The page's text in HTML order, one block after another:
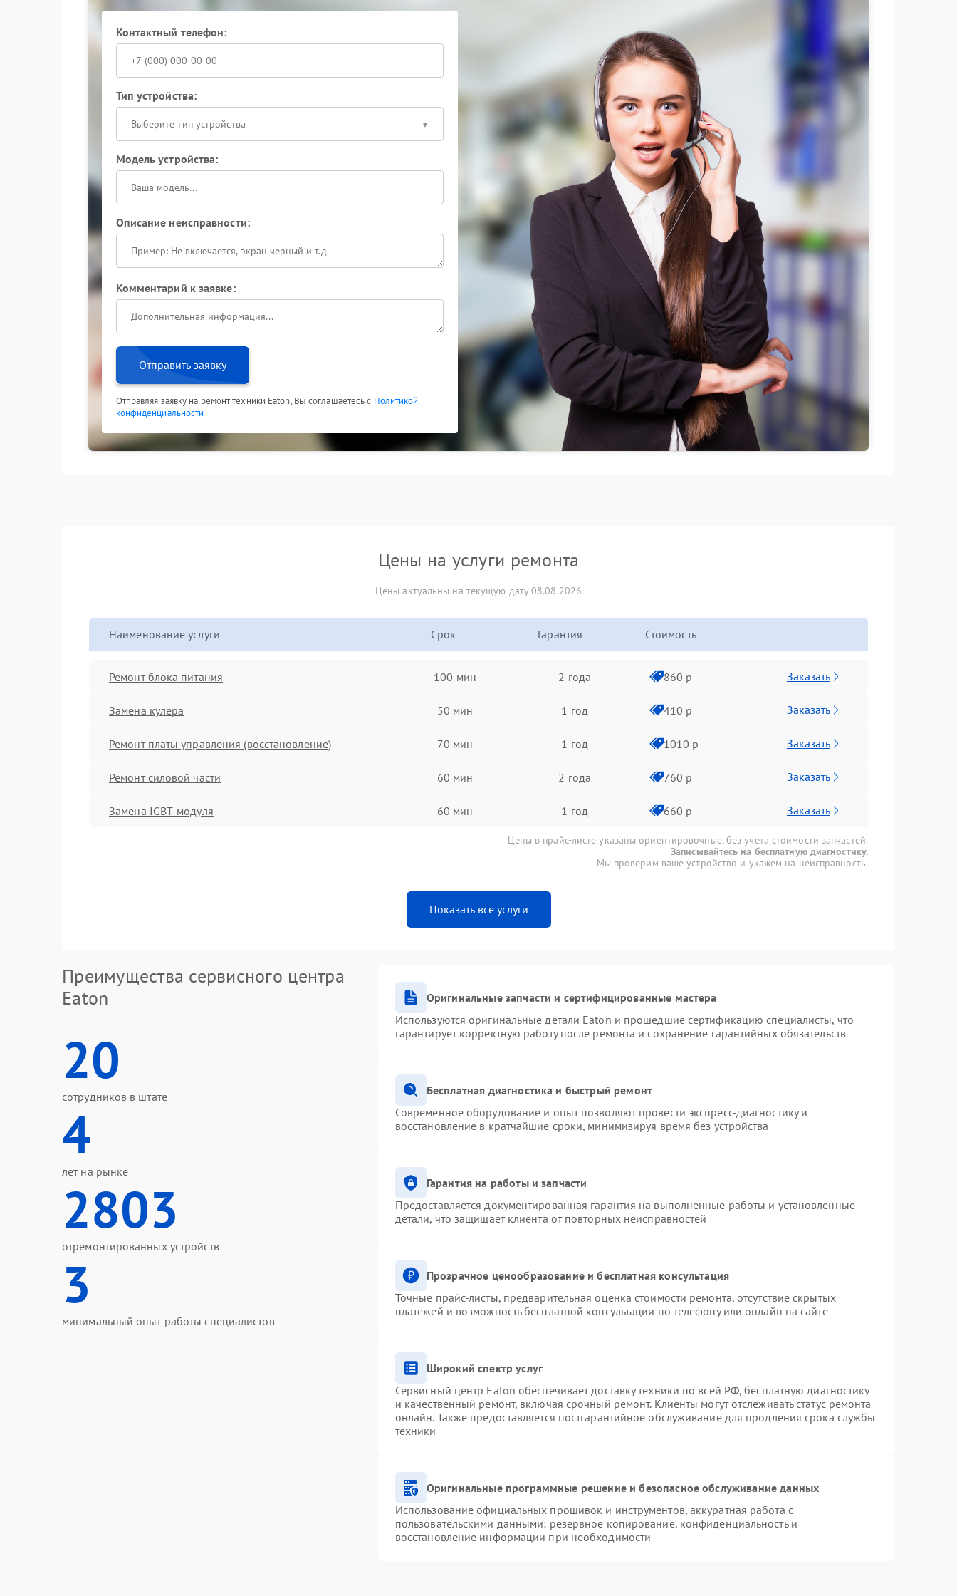
Сервисный центр Eaton обеспечивает комплексную работу: от первичной оценки состояния до
финального тестирования всех интерфейсов. После завершения работ порт проходит проверку на
устойчивость соединения и корректность передачи данных в реальных условиях эксплуатации.
Доверьте восстановление связи с ИБП профессионалам — это позволит вернуть полный контроль
над параметрами устройства и избежать непредсказуемых сбоев в будущем.
Контактный телефон:
Тип устройства:
Выберите тип устройства
Модель устройства:
Описание неисправности:
Комментарий к заявке:
Отправить заявку
Отправляя заявку на ремонт техники Eaton, Вы соглашаетесь с Политикой
конфиденциальности
Цены на услуги ремонта
Цены актуальны на текущую дату 08.08.2026
Наименование услуги Срок Гарантия Стоимость
Ремонт блока питания 100 мин 2 года 860 р Заказать
Замена кулера 50 мин 1 год 410 р Заказать
Ремонт платы управления (восстановление) 70 мин 1 год 1010 р Заказать
Ремонт силовой части 60 мин 2 года 760 р Заказать
Замена IGBT-модуля 60 мин 1 год 660 р Заказать
Цены в прайс-листе указаны ориентировочные, без учета стоимости запчастей.
Записывайтесь на бесплатную диагностику.
Мы проверим ваше устройство и укажем на неисправность.
Показать все услуги
Преимущества сервисного центра
Eaton
20
сотрудников в штате
4
лет на рынке
2803
отремонтированных устройств
3
минимальный опыт работы специалистов
Оригинальные запчасти и сертифицированные мастера
Используются оригинальные детали Eaton и прошедшие сертификацию специалисты, что
гарантирует корректную работу после ремонта и сохранение гарантийных обязательств
Бесплатная диагностика и быстрый ремонт
Современное оборудование и опыт позволяют провести экспресс-диагностику и
восстановление в кратчайшие сроки, минимизируя время без устройства
Гарантия на работы и запчасти
Предоставляется документированная гарантия на выполненные работы и установленные
детали, что защищает клиента от повторных неисправностей
Прозрачное ценообразование и бесплатная консультация
Точные прайс-листы, предварительная оценка стоимости ремонта, отсутствие скрытых
платежей и возможность бесплатной консультации по телефону или онлайн на сайте
Широкий спектр услуг
Сервисный центр Eaton обеспечивает доставку техники по всей РФ, бесплатную диагностику
и качественный ремонт, включая срочный ремонт. Клиенты могут отслеживать статус ремонта
онлайн. Также предоставляется постгарантийное обслуживание для продления срока службы
техники
Оригинальные программные решение и безопасное обслуживание данных
Использование официальных прошивок и инструментов, аккуратная работа с
пользовательскими данными: резервное копирование, конфиденциальность и
восстановление информации при необходимости